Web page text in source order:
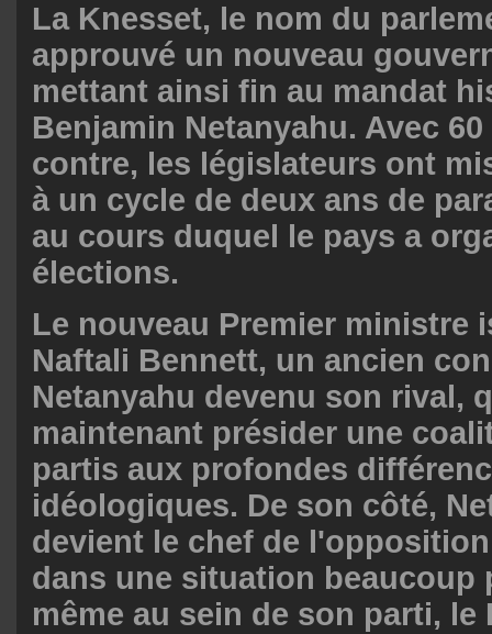
La Knesset, le nom du
approuvé un nouveau
mettant ainsi fin au mandat
Benjamin Netanyahu. Avec
contre, les législateurs ont
à un cycle de deux ans de
au cours duquel le pays a
élections.
Le nouveau Premier ministre
Naftali Bennett, un ancien
Netanyahu devenu son rival,
maintenant présider une
partis aux profondes
idéologiques. De son côté,
devient le chef de
dans une situation beaucoup
même au sein de son parti, le